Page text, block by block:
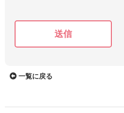
送信
一覧に戻る